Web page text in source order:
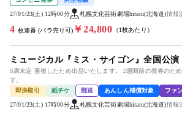
27/01/23(土) 12時00分 札幌文化芸術劇場hitaru(北海道)情報
4 枚連番 (バラ売り可) ￥24,800 （1枚あたり）
ミュージカル『ミス・サイゴン』全国公演
S席未定 重複したため出品いたします。 2週間前の発券のた
す。
即決取引
紙チケ 郵送 あんしん補償対象 ファ
27/01/23(土) 17時00分 札幌文化芸術劇場hitaru(北海道)情報